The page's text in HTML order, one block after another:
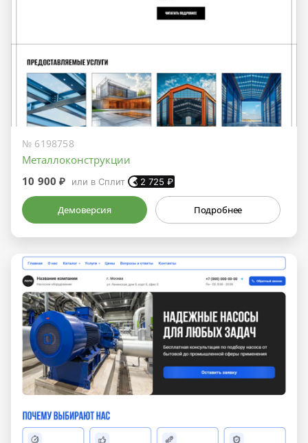
№ 6198758
Металлоконструкции
10 900 ₽
или в Сплит 2 725 ₽
Демоверсия Подробнее